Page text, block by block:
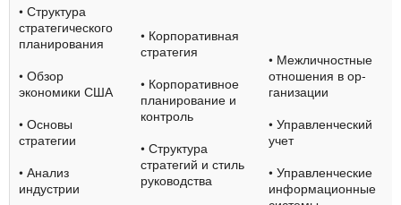
• Структура
стратеги­ческого
планиро­вания
• Обзор
экономики США
• Основы
стратегии
• Анализ
индустрии
• Корпоративная
стратегия
• Корпоративное
планирование и
контроль
• Структура
стратегий и стиль
руководства
• Межличностные
отношения в ор­
ганизации
• Управленческий
учет
• Управленческие
информационные